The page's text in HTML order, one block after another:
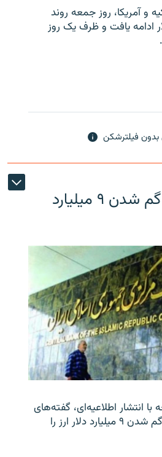
و آمریکا، روز جمعه روند
ادامه یافت و ظرف یک روز
فیلترشکن
بانک مرکزی ایران گم شدن ۹ میلیارد
انتشار اطلاعیه‌ای، گفته‌های
یک نماینده مجلس درباره گم شدن ۹ میلیارد دلار ارز را